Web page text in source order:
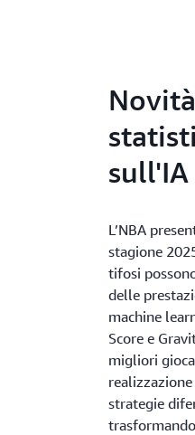
sull'IA
L’NBA
stagione
tifosi
delle
machine
Score e
migliori
strategie